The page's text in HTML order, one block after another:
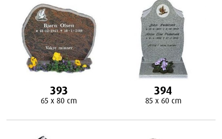
393
65 x 80 cm
394
85 x 60 cm